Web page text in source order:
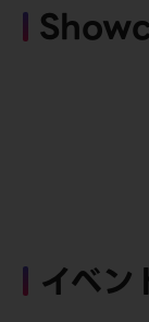
イベ